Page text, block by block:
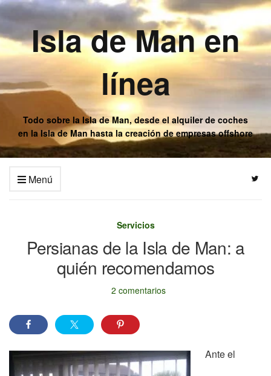
Isla de Man en
línea
Todo sobre la Isla de Man, desde el alquiler de coches
en la Isla de Man hasta la creación de empresas offshore
Menú
Servicios
Persianas de la Isla de Man: a
quién recomendamos
2 comentarios
Ante el